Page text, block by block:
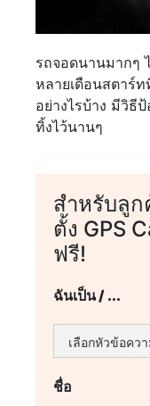
สำหรับลูก
ตั้ง GPS
ฟรี!
ฉันเป็น / ...
ชื่อ
รถจอดนานมากๆ
หลายเดือนสตาร์ท
อย่างไรบ้าง มีวิธี
ทิ้งไว้นานๆ